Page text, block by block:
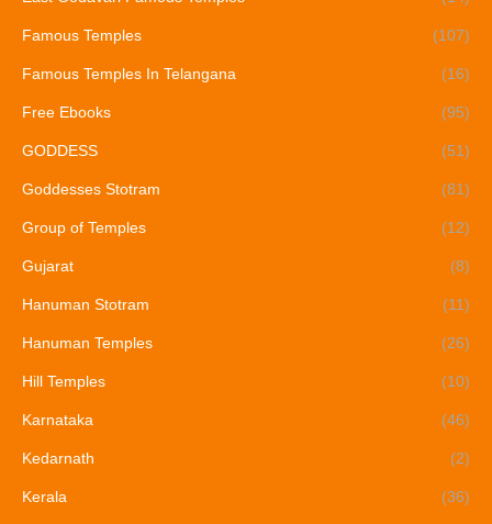
Famous Temples (107)
Famous Temples In Telangana (16)
Free Ebooks (95)
GODDESS (51)
Goddesses Stotram (81)
Group of Temples (12)
Gujarat (8)
Hanuman Stotram (11)
Hanuman Temples (26)
Hill Temples (10)
Karnataka (46)
Kedarnath (2)
Kerala (36)